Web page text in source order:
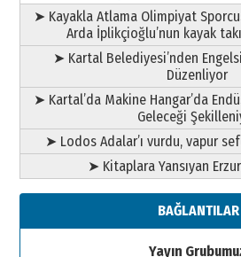
➤ Kayakla Atlama Olimpiyat
Arda İplikçioğlu’nun kayak
➤ Kartal Belediyesi’nden
Düzenliyor
➤ Kartal’da Makine Hangar’da
Geleceği
➤ Lodos Adalar’ı vurdu, vapur
➤ Kitaplara Yansıyan
BAĞLANTILAR
Yayın